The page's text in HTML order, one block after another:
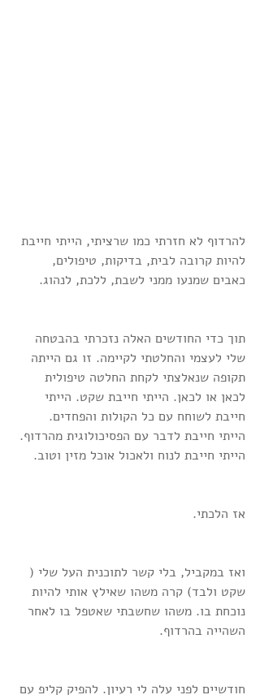
להרדוף לא חזרתי כמו שרציתי, הייתי חייבת
להיות קרובה לבית, בדיקות, טיפולים,
כאבים שמנעו ממני לשבת, ללכת, לנהוג.
תוך כדי החודשים האלה נזכרתי בהבטחה
שלי לעצמי והחלטתי לקיימה. זו גם הייתה
תקופה שנאלצתי לקחת החלטה טיפולית
לכאן או לכאן. הייתי חייבת שקט. הייתי
חייבת לשוחח עם כל הקולות והפחדים.
הייתי חייבת לדבר עם הפסיכולוגית מהרדוף.
הייתי חייבת לנוח ולאכול אוכל מזין וטוב.
אז הלכתי.
ואז במקביל, בלי קשר לתוכנית העל שלי (
שקט ולבד) קרה משהו שאילץ אותי להיות
נוכחת בו. משהו שחשבתי שאטפל בו לאחר
השהייה בהרדוף.
חודשיים לפני עלה לי רעיון. להפיק קליפ עם